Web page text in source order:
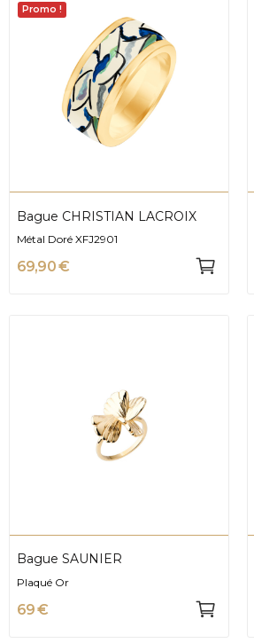
Promo !
Bague CHRISTIAN LACROIX
Métal Doré XFJ2901
69,90 €
Bague SAUNIER
Plaqué Or
69 €